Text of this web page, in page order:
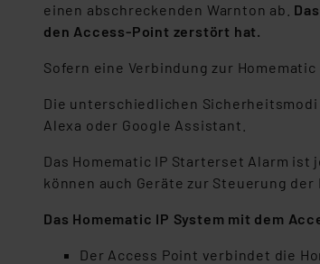
einen abschreckenden Warnton ab.
den Access-Point zerstört hat.
Sofern eine Verbindung zur
Die unterschiedlichen
Alexa oder Google Assistant.
Das Homematic IP Starterset Alarm
können auch Geräte zur Steuerung
Das Homematic IP System mit dem
Der Access Point verbindet die